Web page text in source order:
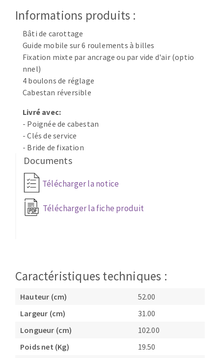
Roues à lamelles
Meules sur tige
Brosses
Meules de tourets
Bandes sans fin
Aspirateurs
MACHINES POUR LE TRAVAIL DU MÉTAL
Tronçonneuses
Perceuses magnétiques
Tourets
Informations produits :
Bâti de carottage
Guide mobile sur 6 roulements à billes
Fixation mixte par ancrage ou par vide d'air (optio
nnel)
4 boulons de réglage
Cabestan réversible
Livré avec:
- Poignée de cabestan
- Clés de service
- Bride de fixation
Documents
Télécharger la notice
Télécharger la fiche produit
Caractéristiques techniques :
Hauteur (cm)
52.00
Largeur (cm)
31.00
Longueur (cm)
102.00
Poids net (Kg)
19.50